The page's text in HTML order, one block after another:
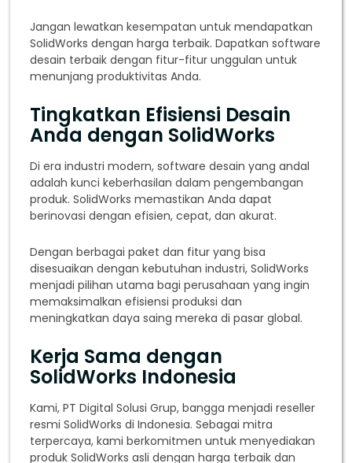
Jangan lewatkan kesempatan untuk mendapatkan
SolidWorks dengan harga terbaik. Dapatkan software
desain terbaik dengan fitur-fitur unggulan untuk
menunjang produktivitas Anda.
Tingkatkan Efisiensi Desain
Anda dengan SolidWorks
Di era industri modern, software desain yang andal
adalah kunci keberhasilan dalam pengembangan
produk. SolidWorks memastikan Anda dapat
berinovasi dengan efisien, cepat, dan akurat.
Dengan berbagai paket dan fitur yang bisa
disesuaikan dengan kebutuhan industri, SolidWorks
menjadi pilihan utama bagi perusahaan yang ingin
memaksimalkan efisiensi produksi dan
meningkatkan daya saing mereka di pasar global.
Kerja Sama dengan
SolidWorks Indonesia
Kami, PT Digital Solusi Grup, bangga menjadi reseller
resmi SolidWorks di Indonesia. Sebagai mitra
terpercaya, kami berkomitmen untuk menyediakan
produk SolidWorks asli dengan harga terbaik dan